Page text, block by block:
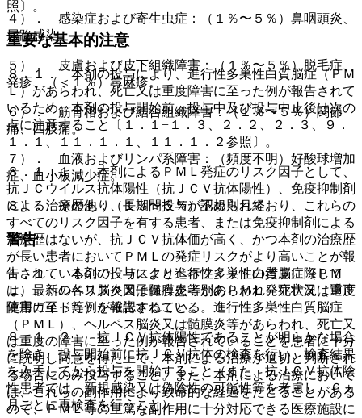
照〕。
重要な基本的注意
８．１． 本剤の投与により、進行性多巣性白質脳症（ＰＭ
Ｌ）があらわれ、死亡又は重度障害に至った例が報告されて
いるため、本剤の投与開始前、投与中及び投与中止後は次の
点に注意すること〔１．１−１．３、２．２、２．３、９．
１．１、１１．１．１、１１．１．２参照〕。
８．１．１． 本剤によるＰＭＬ発症のリスク因子として、
抗ＪＣウイルス抗体陽性（抗ＪＣＶ抗体陽性）、免疫抑制剤
による治療歴あり、長期間投与が認められており、これらの
すべてのリスク因子を有する患者、または免疫抑制剤による
治療歴はないが、抗ＪＣＶ抗体価が高く、かつ本剤の治療歴
が長い患者においてＰＭＬの発症リスクがより高いことが報
告されているので、リスクとベネフィットの考慮に際して
は、最新の各リスク因子保有患者別のＰＭＬ発症状況（適正
使用ガイド等）を確認すること。
８．１．２． 抗ＪＣＶ抗体陽性であることが明らかな場合
を除き、投与開始前に抗ＪＣＶ抗体の検査を行い、検査結果
を入手してから投与を開始すること（また、抗ＪＣＶ抗体陰
性患者では、新規感染又は偽陰性の可能性等を考慮し、６ヵ
月ごとに再検査を行うこと）。
４）． 感染症および寄生虫症：（１％〜５％）鼻咽頭炎、
尿路感染。
５）． 皮膚および皮下組織障害：（１％〜５％）脱毛症、
発疹、（＜１％）蕁麻疹。
６）． 筋骨格および結合組織障害：（１％〜５％）関節
痛、四肢痛。
７）． 血液およびリンパ系障害：（頻度不明）好酸球増加
症、血小板減少症。
８）． その他：（１％〜５％）不規則月経。
警告
１．１． 本剤の投与により進行性多巣性白質脳症（ＰＭ
Ｌ）、ヘルペス脳炎又は髄膜炎等があらわれ、死亡又は重度
障害に至った例が報告されている。進行性多巣性白質脳症
（ＰＭＬ）、ヘルペス脳炎又は髄膜炎等があらわれ、死亡又
は重度の障害に至った例が報告されていることを患者に十分
に説明し同意を得た上で、本剤による治療が適切と判断され
る場合にのみ投与すること。また、本剤による治療において
は、これらの副作用により致命的な経過をたどることがある
ので、ＰＭＬ等の重篤な副作用に十分対応できる医療施設に